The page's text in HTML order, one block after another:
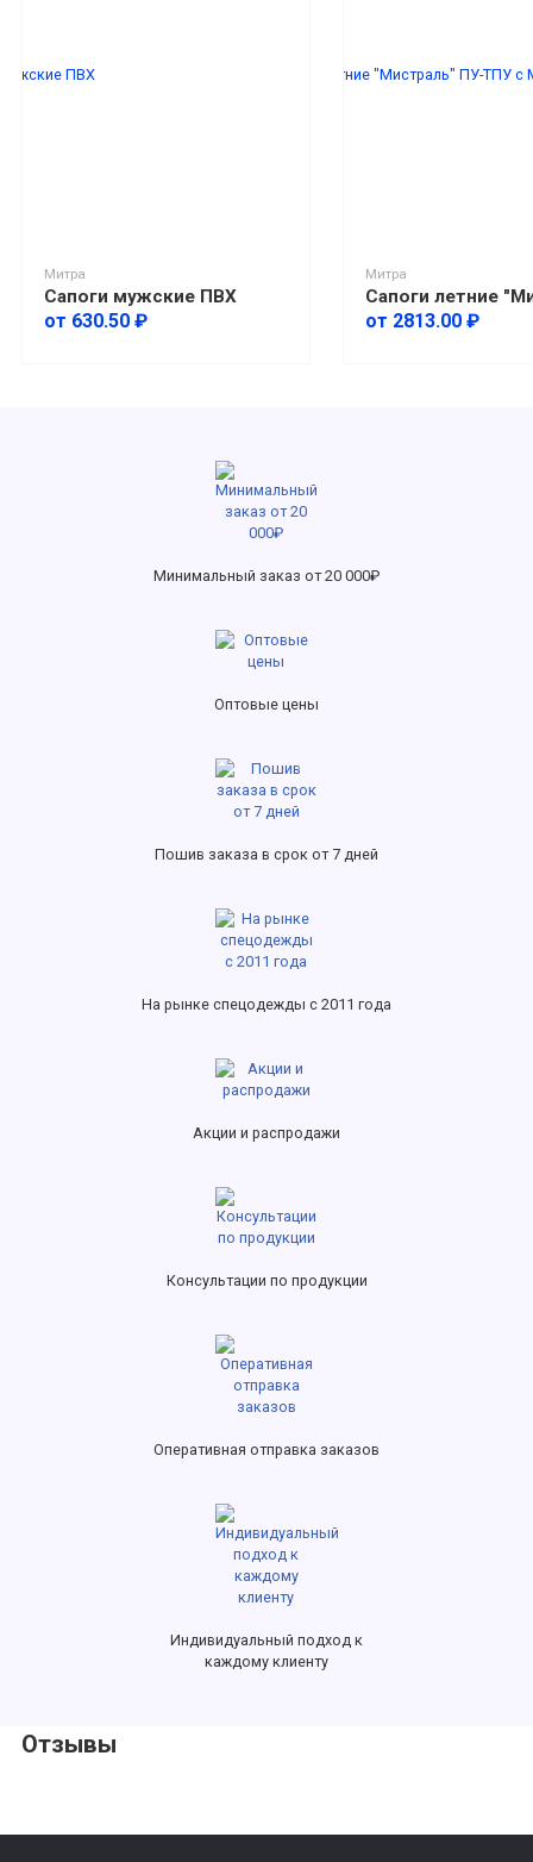
Митра
Сапоги мужские ПВХ
от 630.50 ₽
Митра
от 2813.00 ₽
Минимальный заказ от 20 000₽
Оптовые цены
Пошив заказа в срок от 7 дней
На рынке спецодежды с 2011 года
Акции и распродажи
Консультации по продукции
Оперативная отправка заказов
Индивидуальный подход к
каждому клиенту
Отзывы